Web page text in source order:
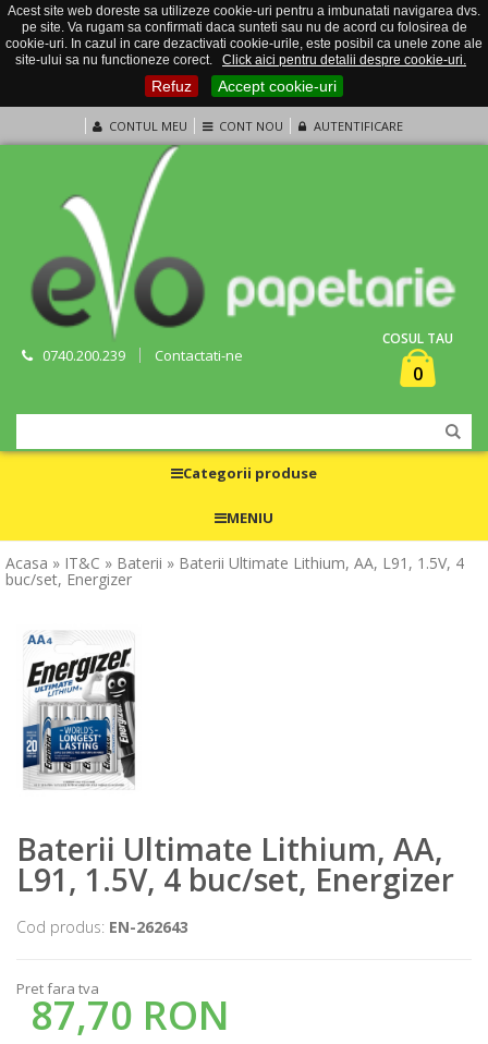
Acest site web doreste sa utilizeze cookie-uri pentru a imbunatati navigarea dvs.
pe site. Va rugam sa confirmati daca sunteti sau nu de acord cu folosirea de
cookie-uri. In cazul in care dezactivati cookie-urile, este posibil ca unele zone ale
site-ului sa nu functioneze corect.
Click aici pentru detalii despre cookie-uri.
Refuz Accept cookie-uri
CONTUL MEU CONT NOU AUTENTIFICARE
0740.200.239 Contactati-ne
COSUL TAU
0
Categorii produse
MENIU
Acasa » IT&C » Baterii » Baterii Ultimate Lithium, AA, L91, 1.5V, 4
buc/set, Energizer
Baterii Ultimate Lithium, AA,
L91, 1.5V, 4 buc/set, Energizer
Cod produs: EN-262643
Pret fara tva
87,70 RON